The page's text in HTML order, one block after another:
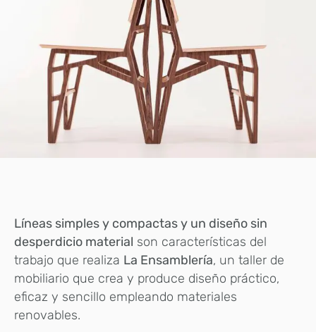
Líneas simples y compactas y un diseño sin
desperdicio material son características del
trabajo que realiza La Ensamblería, un taller de
mobiliario que crea y produce diseño práctico,
eficaz y sencillo empleando materiales
renovables.